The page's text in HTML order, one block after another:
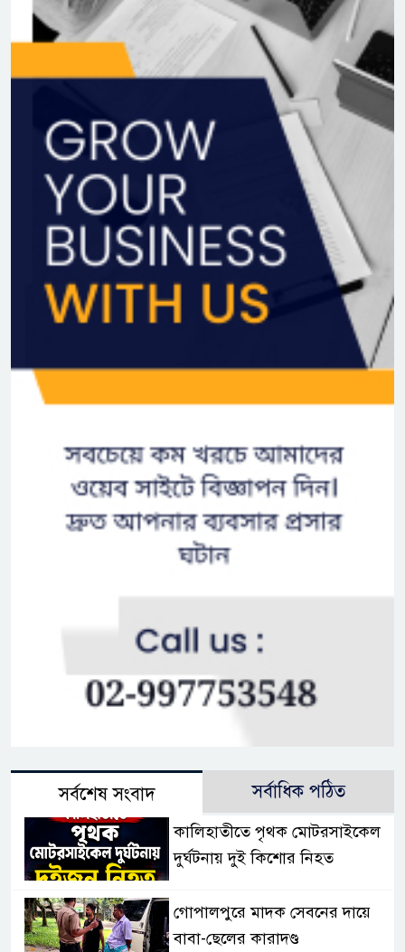
সর্বশেষ সংবাদ সর্বাধিক পঠিত
কালিহাতীতে পৃথক মোটরসাইকেল
দুর্ঘটনায় দুই কিশোর নিহত
গোপালপুরে মাদক সেবনের দায়ে
বাবা-ছেলের কারাদণ্ড